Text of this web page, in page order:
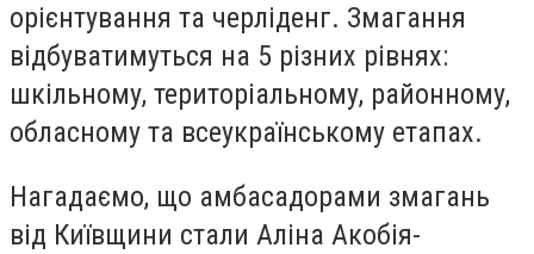
орієнтування та черліденг. Змагання
відбуватимуться на 5 різних рівнях:
шкільному, територіальному, районному,
обласному та всеукраїнському етапах.
Нагадаємо, що амбасадорами змагань
від Київщини стали Аліна Акобія-